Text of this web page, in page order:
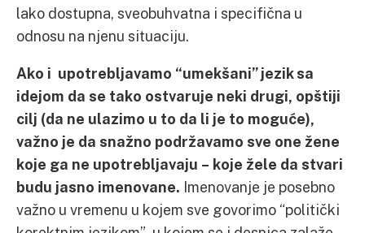
lako dostupna, sveobuhvatna i specifična u
odnosu na njenu situaciju.
Ako i upotrebljavamo “umekšani” jezik sa
idejom da se tako ostvaruje neki drugi, opštiji
cilj (da ne ulazimo u to da li je to moguće),
važno je da snažno podržavamo sve one žene
koje ga ne upotrebljavaju – koje žele da stvari
budu jasno imenovane. Imenovanje je posebno
važno u vremenu u kojem sve govorimo “politički